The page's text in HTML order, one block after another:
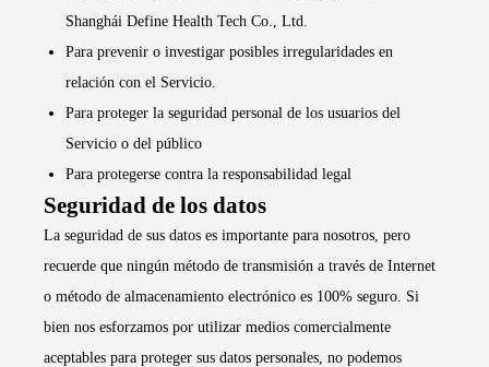
Shanghái Define Health Tech Co., Ltd.
Para prevenir o investigar posibles irregularidades en
relación con el Servicio.
Para proteger la seguridad personal de los usuarios del
Servicio o del público
Para protegerse contra la responsabilidad legal
Seguridad de los datos
La seguridad de sus datos es importante para nosotros, pero
recuerde que ningún método de transmisión a través de Internet
o método de almacenamiento electrónico es 100% seguro. Si
bien nos esforzamos por utilizar medios comercialmente
aceptables para proteger sus datos personales, no podemos